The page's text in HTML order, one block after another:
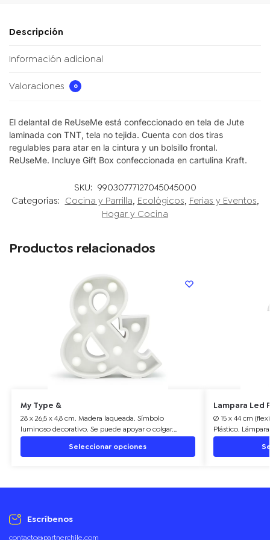
Descripción
Información adicional
Valoraciones 0
El delantal de ReUseMe está confeccionado en tela de Jute
laminada con TNT, tela no tejida. Cuenta con dos tiras
regulables para atar en la cintura y un bolsillo frontal.
ReUseMe. Incluye Gift Box confeccionada en cartulina Kraft.
SKU: 99030777127045045000
Categorías: Cocina y Parrilla, Ecológicos, Ferias y Eventos,
Hogar y Cocina
Productos relacionados
My Type &
28 x 26,5 x 4,8 cm. Madera laqueada. Símbolo
luminoso decorativo. Se puede apoyar o colgar.
Funciona con 2 pilas AA (no incluidas). Incluye soporte
para colgar. Presentación en caja de regalo Kraft.
Seleccionar opciones
Lampara Led
Ø 15 x 44 cm
Plástico.
Posee regulador
luz.
Escríbenos
contacto@partnerchile.com